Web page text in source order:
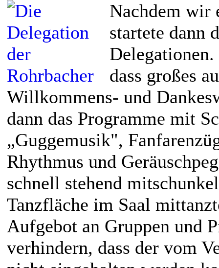
Nachdem wir
startete dann
dass großes
Willkommens- und
dann das Programme mit
„Guggemusik",
Rhythmus und
schnell stehend
Tanzfläche im Saal
Aufgebot an Gruppen und
verhindern, dass der vom